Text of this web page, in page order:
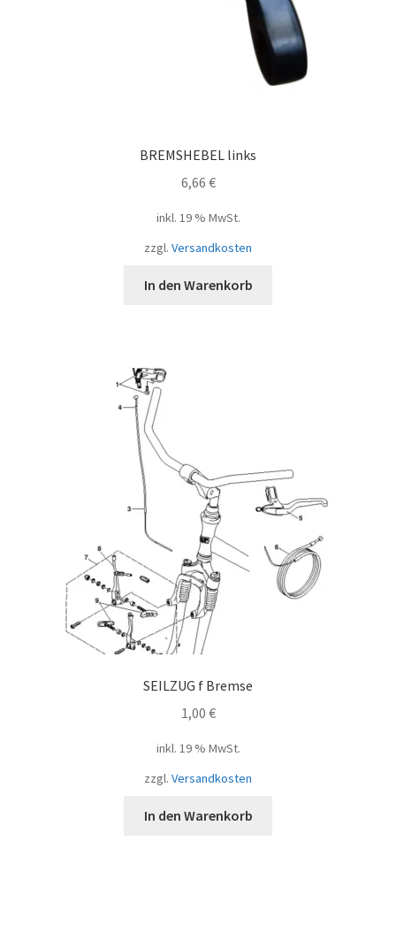
BREMSHEBEL links
6,66 €
inkl. 19 % MwSt.
zzgl. Versandkosten
In den Warenkorb
SEILZUG f Bremse
1,00 €
inkl. 19 % MwSt.
zzgl. Versandkosten
In den Warenkorb